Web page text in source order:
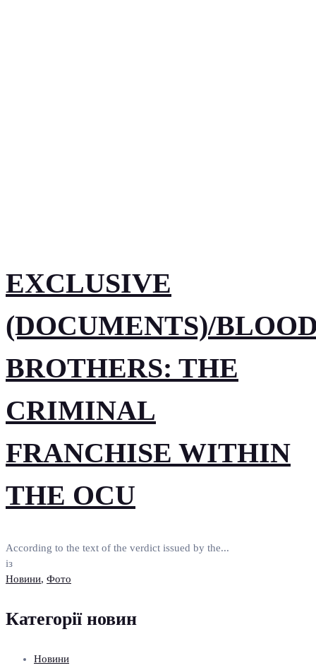
EXCLUSIVE
(DOCUMENTS)/
BROTHERS: THE
CRIMINAL
FRANCHISE WITHIN
THE OCU
According to the text of the verdict issued by the...
із
Новини, Фото
Категорії новин
Новини